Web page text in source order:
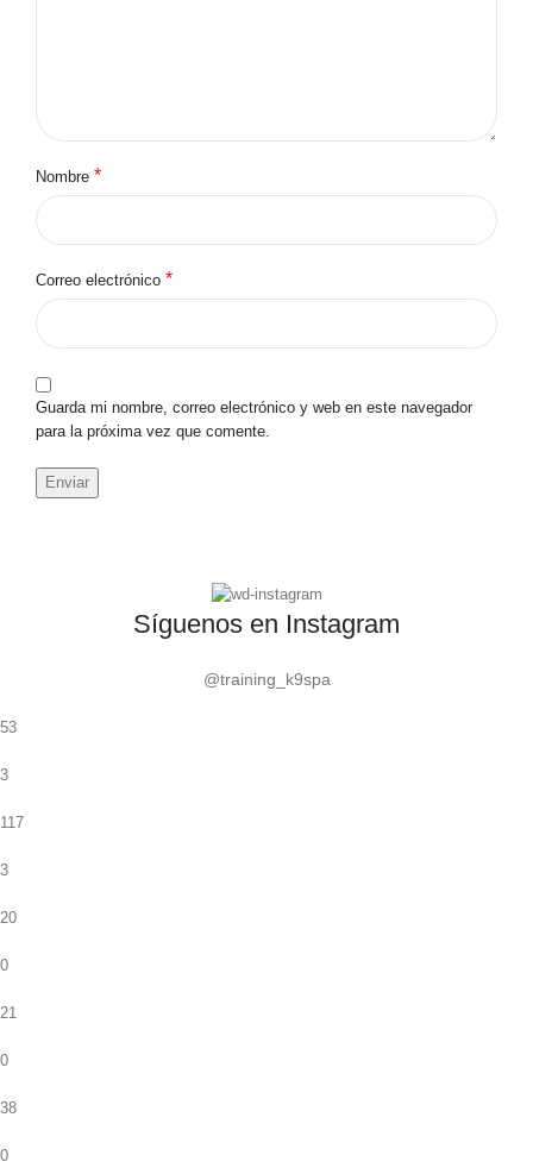
Nombre *
Correo electrónico *
Guarda mi nombre, correo electrónico y web en este navegador
para la próxima vez que comente.
Síguenos en Instagram
@training_k9spa
53
3
117
3
20
0
21
0
38
0